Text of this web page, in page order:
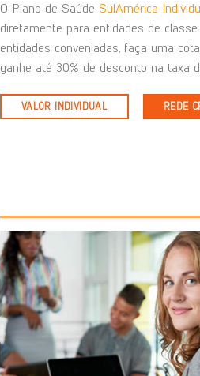
O Plano de Saúde SulAmérica
diretamente para entidades de
entidades conveniadas, faça uma
ganhe até 30% de desconto na taxa
VALOR INDIVIDUAL REDE